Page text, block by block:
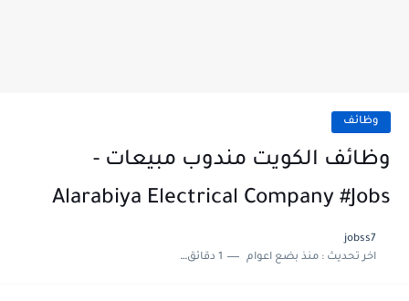
وظائف
وظائف الكويت مندوب مبيعات -
Alarabiya Electrical Company #Jobs
jobss7
اخر تحديث :منذ بضع اعوام 1 دقائق للقراءة